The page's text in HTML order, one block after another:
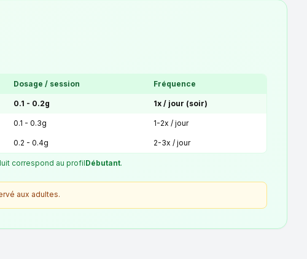
Dosage / session Fréquence
0.1 - 0.2g 1x / jour (soir)
0.1 - 0.3g 1-2x / jour
0.2 - 0.4g 2-3x / jour
correspond au profilDébutant.
aux adultes.